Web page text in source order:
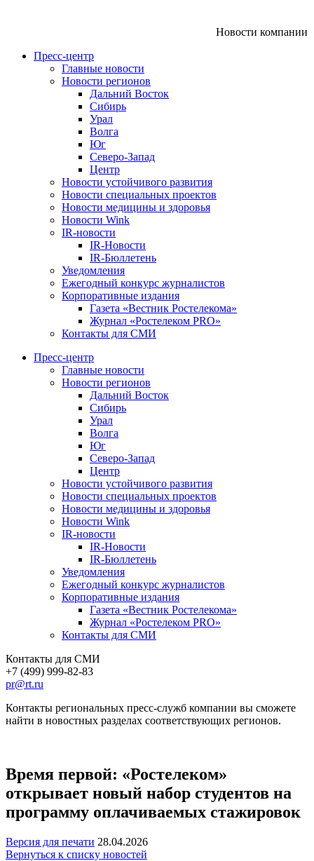
Новости компании
Пресс-центр
Главные новости
Новости регионов
Дальний Восток
Сибирь
Урал
Волга
Юг
Северо-Запад
Центр
Новости устойчивого развития
Новости специальных проектов
Новости медицины и здоровья
Новости Wink
IR-новости
IR-Новости
IR-Бюллетень
Уведомления
Ежегодный конкурс журналистов
Корпоративные издания
Газета «Вестник Ростелекома»
Журнал «Ростелеком PRO»
Контакты для СМИ
Пресс-центр
Главные новости
Новости регионов
Дальний Восток
Сибирь
Урал
Волга
Юг
Северо-Запад
Центр
Новости устойчивого развития
Новости специальных проектов
Новости медицины и здоровья
Новости Wink
IR-новости
IR-Новости
IR-Бюллетень
Уведомления
Ежегодный конкурс журналистов
Корпоративные издания
Газета «Вестник Ростелекома»
Журнал «Ростелеком PRO»
Контакты для СМИ
Контакты для СМИ
+7 (499) 999-82-83
pr@rt.ru
Контакты региональных пресс-служб компании вы сможете
найти в новостных разделах соответствующих регионов.
Время первой: «Ростелеком»
открывает новый набор студентов на
программу оплачиваемых стажировок
Версия для печати 28.04.2026
Вернуться к списку новостей